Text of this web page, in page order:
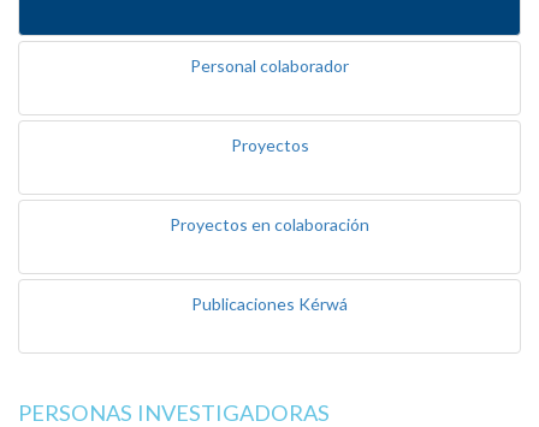
Personal colaborador
Proyectos
Proyectos en colaboración
Publicaciones Kérwá
PERSONAS INVESTIGADORAS